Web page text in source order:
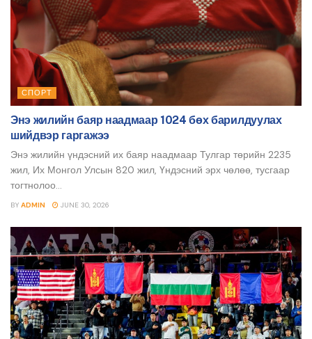
СПОРТ
Энэ жилийн баяр наадмаар 1024 бөх барилдуулах
шийдвэр гаргажээ
Энэ жилийн үндэсний их баяр наадмаар Тулгар төрийн 2235
жил, Их Монгол Улсын 820 жил, Үндэсний эрх чөлөө, тусгаар
тогтнолоо...
BY ADMIN JUNE 30, 2026